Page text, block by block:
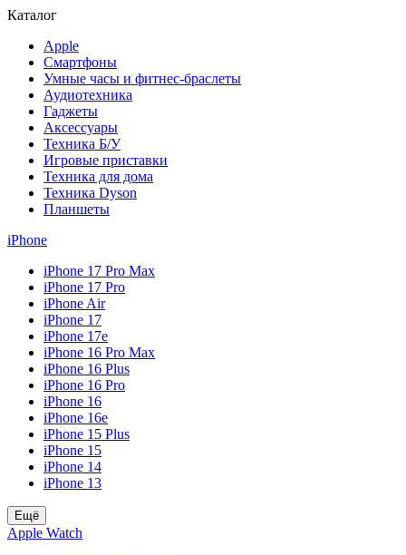
Каталог
Apple
Смартфоны
Умные часы и фитнес-браслеты
Аудиотехника
Гаджеты
Аксессуары
Техника Б/У
Игровые приставки
Техника для дома
Техника Dyson
Планшеты
iPhone
iPhone 17 Pro Max
iPhone 17 Pro
iPhone Air
iPhone 17
iPhone 17e
iPhone 16 Pro Max
iPhone 16 Plus
iPhone 16 Pro
iPhone 16
iPhone 16e
iPhone 15 Plus
iPhone 15
iPhone 14
iPhone 13
Ещё
Apple Watch